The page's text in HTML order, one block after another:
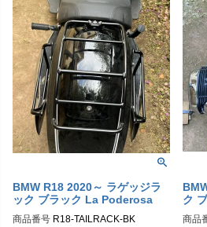
BMW R18 2020～ ラゲッジラ
ック ブラック La Poderosa
商品番号 R18-TAILRACK-BK
ク
商品